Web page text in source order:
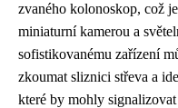
zvaného kolonoskop, což
miniaturní kamerou a
sofistikovanému zařízení
zkoumat sliznici střeva a
které by mohly